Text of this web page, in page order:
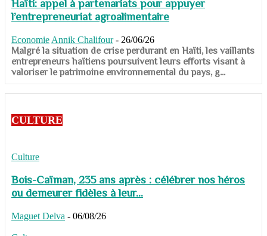
Haïti: appel à partenariats pour appuyer
l’entrepreneuriat agroalimentaire
Economie Annik Chalifour - 26/06/26
​​​​​​​Malgré la situation de crise perdurant en Haïti, les vaillants
entrepreneurs haïtiens poursuivent leurs efforts visant à
valoriser le patrimoine environnemental du pays, g...
CULTURE
Culture
Bois-Caïman, 235 ans après : célébrer nos héros
ou demeurer fidèles à leur...
Maguet Delva - 06/08/26